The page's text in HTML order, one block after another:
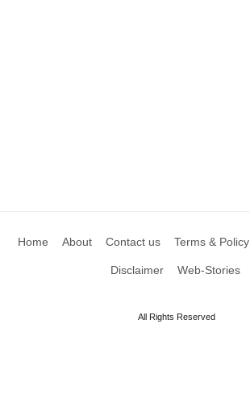
Home About Contact us Terms & Policy
Disclaimer Web-Stories
All Rights Reserved